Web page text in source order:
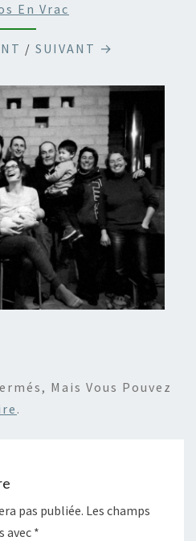
En Vrac
/ SUIVANT →
Mais Vous Pouvez
.
pas publiée. Les champs
avec *